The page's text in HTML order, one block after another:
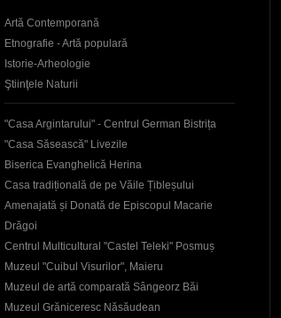
Artă Contemporană
Etnografie - Artă populară
Istorie-Arheologie
Ştiinţele Naturii
"Casa Argintarului" - Centrul German Bistrița
"Casa Săsească" Livezile
Biserica Evanghelică Herina
Casa tradițională de pe Văile Țibleșului
Amenajată și Donată de Episcopul Macarie
Drăgoi
Centrul Multicultural "Castel Teleki" Posmuș
Muzeul "Cuibul Visurilor", Maieru
Muzeul de artă comparată Sângeorz Băi
Muzeul Grăniceresc Năsăudean